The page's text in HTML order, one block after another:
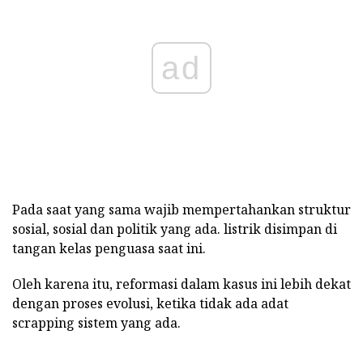
ad
Pada saat yang sama wajib mempertahankan struktur
sosial, sosial dan politik yang ada. listrik disimpan di
tangan kelas penguasa saat ini.
Oleh karena itu, reformasi dalam kasus ini lebih dekat
dengan proses evolusi, ketika tidak ada adat
scrapping sistem yang ada.